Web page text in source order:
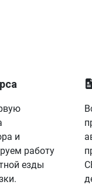
и
работу
езды